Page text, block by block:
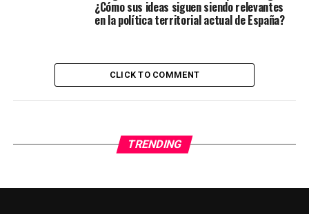
¿Cómo sus ideas siguen siendo relevantes
en la política territorial actual de España?
CLICK TO COMMENT
TRENDING